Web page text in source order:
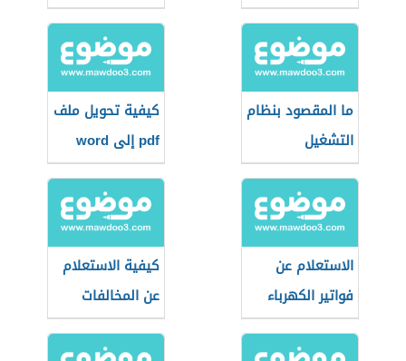
ما المقصود بنظام
التشغيل
كيفية تحويل ملف
pdf إلى word
الاستعلام عن
فواتير الكهرباء
في عمان
كيفية الاستعلام
عن المخالفات
المرورية في قطر